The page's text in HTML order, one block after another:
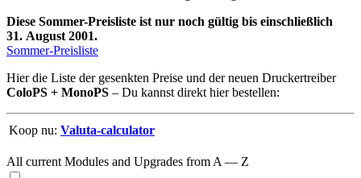
Diese Sommer-Preisliste ist nur noch gültig bis einschließlich
31. August 2001.
Sommer-Preisliste
Hier die Liste der gesenkten Preise und der neuen Druckertreiber
ColoPS + MonoPS – Du kannst direkt hier bestellen:
Koop nu: Valuta-calculator
All current Modules and Upgrades from A — Z